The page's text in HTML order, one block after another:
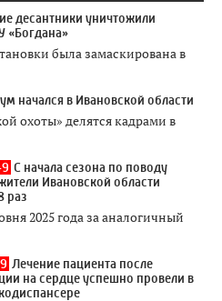
десантники уничтожили
«Богдана»
была замаскирована в
начался в Ивановской области
охоты» делятся кадрами в
С начала сезона по поводу
Ивановской области
раз
2025 года за аналогичный
Лечение пациента после
на сердце успешно провели в